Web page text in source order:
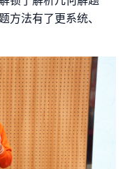
方法有了更系统、